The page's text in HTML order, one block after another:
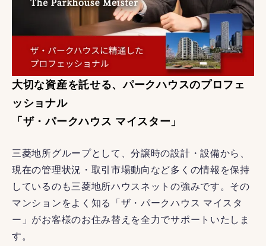
大切な資産を託せる、パークハウスのプロフェ
ッショナル
「ザ・パークハウス マイスター」
三菱地所グループとして、分譲時の設計・設備から、
現在の管理状況・取引市場動向など多くの情報を保持
しているのも三菱地所ハウスネットの強みです。その
マンションをよく知る「ザ・パークハウス マイスタ
ー」がお客様のお住み替えを全力でサポートいたしま
す。